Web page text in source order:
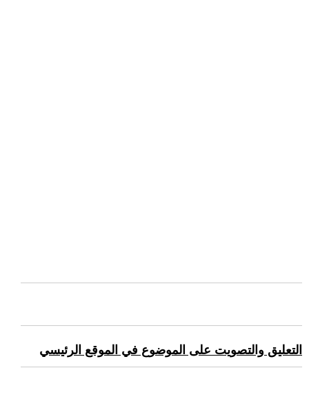
التعليق والتصويت على الموضوع في الموقع الرئيسي